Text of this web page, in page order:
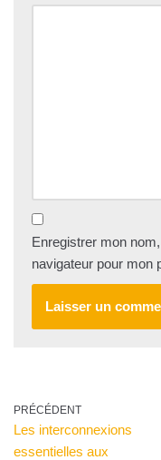
Enregistrer mon
navigateur pour mon
PRÉCÉDENT
Les interconnexions
essentielles aux